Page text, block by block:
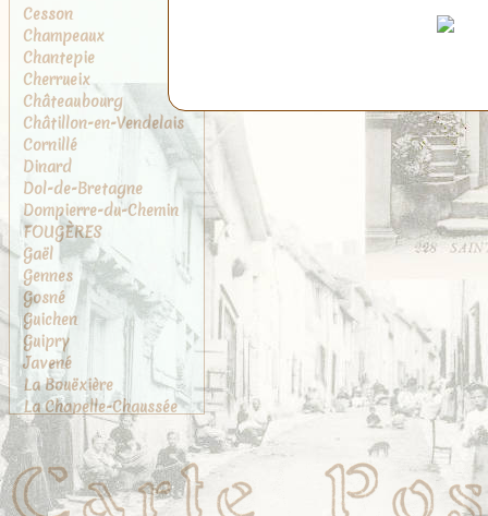
Cesson
Champeaux
Chantepie
Cherrueix
Châteaubourg
Châtillon-en-Vendelais
Cornillé
Dinard
Dol-de-Bretagne
Dompierre-du-Chemin
FOUGÈRES
Gaël
Gennes
Gosné
Guichen
Guipry
Javené
La Bouëxière
La Chapelle-Chaussée
La Chapelle-des-
Fougeretz
La Gouesnière
La Rance